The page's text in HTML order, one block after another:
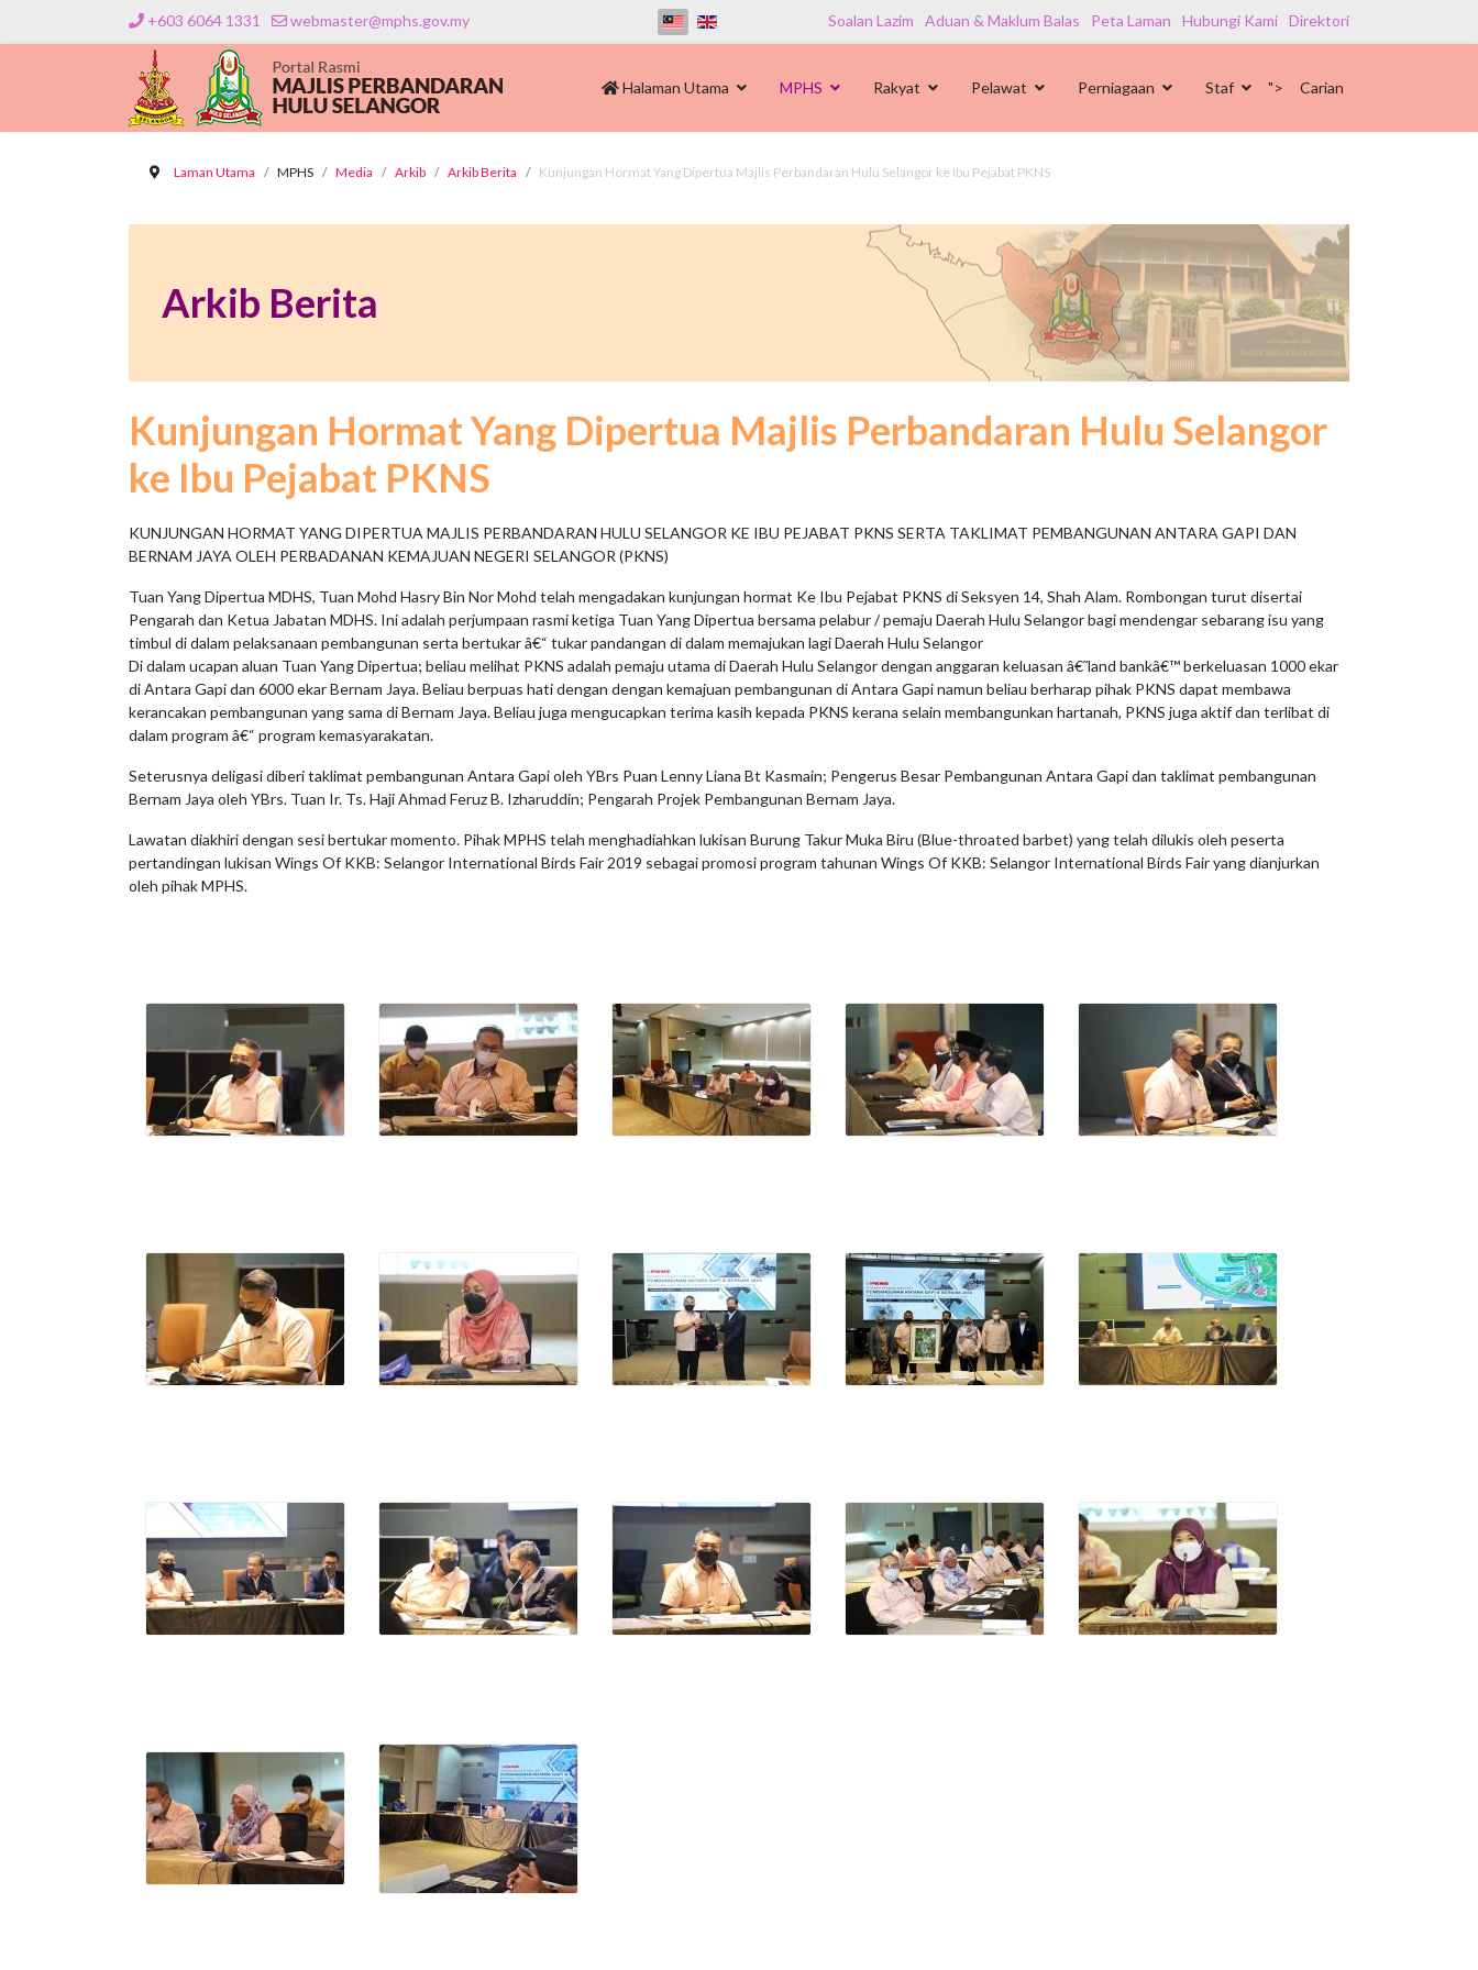
+603 6064 1331 webmaster@mphs.gov.my Soalan Lazim Aduan & Maklum Balas Peta Laman Hubungi Kami Direktori
Halaman Utama MPHS Rakyat Pelawat Perniagaan Staf "> Carian
Laman Utama MPHS Media Arkib Arkib Berita Kunjungan Hormat Yang Dipertua Majlis Perbandaran Hulu Selangor ke Ibu Pejabat PKNS
Arkib Berita
Kunjungan Hormat Yang Dipertua Majlis Perbandaran Hulu Selangor
ke Ibu Pejabat PKNS
KUNJUNGAN HORMAT YANG DIPERTUA MAJLIS PERBANDARAN HULU SELANGOR KE IBU PEJABAT PKNS SERTA TAKLIMAT PEMBANGUNAN ANTARA GAPI DAN
BERNAM JAYA OLEH PERBADANAN KEMAJUAN NEGERI SELANGOR (PKNS)
Tuan Yang Dipertua MDHS, Tuan Mohd Hasry Bin Nor Mohd telah mengadakan kunjungan hormat Ke Ibu Pejabat PKNS di Seksyen 14, Shah Alam. Rombongan turut disertai
Pengarah dan Ketua Jabatan MDHS. Ini adalah perjumpaan rasmi ketiga Tuan Yang Dipertua bersama pelabur / pemaju Daerah Hulu Selangor bagi mendengar sebarang isu yang
timbul di dalam pelaksanaan pembangunan serta bertukar â€“ tukar pandangan di dalam memajukan lagi Daerah Hulu Selangor
Di dalam ucapan aluan Tuan Yang Dipertua; beliau melihat PKNS adalah pemaju utama di Daerah Hulu Selangor dengan anggaran keluasan â€˜land bankâ€™ berkeluasan 1000 ekar
di Antara Gapi dan 6000 ekar Bernam Jaya. Beliau berpuas hati dengan dengan kemajuan pembangunan di Antara Gapi namun beliau berharap pihak PKNS dapat membawa
kerancakan pembangunan yang sama di Bernam Jaya. Beliau juga mengucapkan terima kasih kepada PKNS kerana selain membangunkan hartanah, PKNS juga aktif dan terlibat di
dalam program â€“ program kemasyarakatan.
Seterusnya deligasi diberi taklimat pembangunan Antara Gapi oleh YBrs Puan Lenny Liana Bt Kasmain; Pengerus Besar Pembangunan Antara Gapi dan taklimat pembangunan
Bernam Jaya oleh YBrs. Tuan Ir. Ts. Haji Ahmad Feruz B. Izharuddin; Pengarah Projek Pembangunan Bernam Jaya.
Lawatan diakhiri dengan sesi bertukar momento. Pihak MPHS telah menghadiahkan lukisan Burung Takur Muka Biru (Blue-throated barbet) yang telah dilukis oleh peserta
pertandingan lukisan Wings Of KKB: Selangor International Birds Fair 2019 sebagai promosi program tahunan Wings Of KKB: Selangor International Birds Fair yang dianjurkan
oleh pihak MPHS.